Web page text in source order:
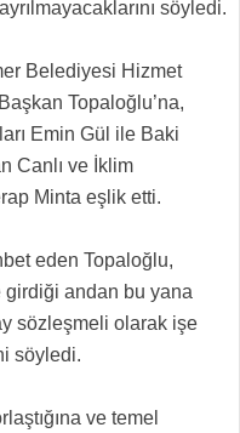
söyledi.
Belediyesi Hizmet
Topaloğlu’na,
Emin Gül ile Baki
Canlı ve İklim
Minta eşlik etti.
eden Topaloğlu,
girdiği andan bu yana
sözleşmeli olarak işe
söyledi.
ve temel